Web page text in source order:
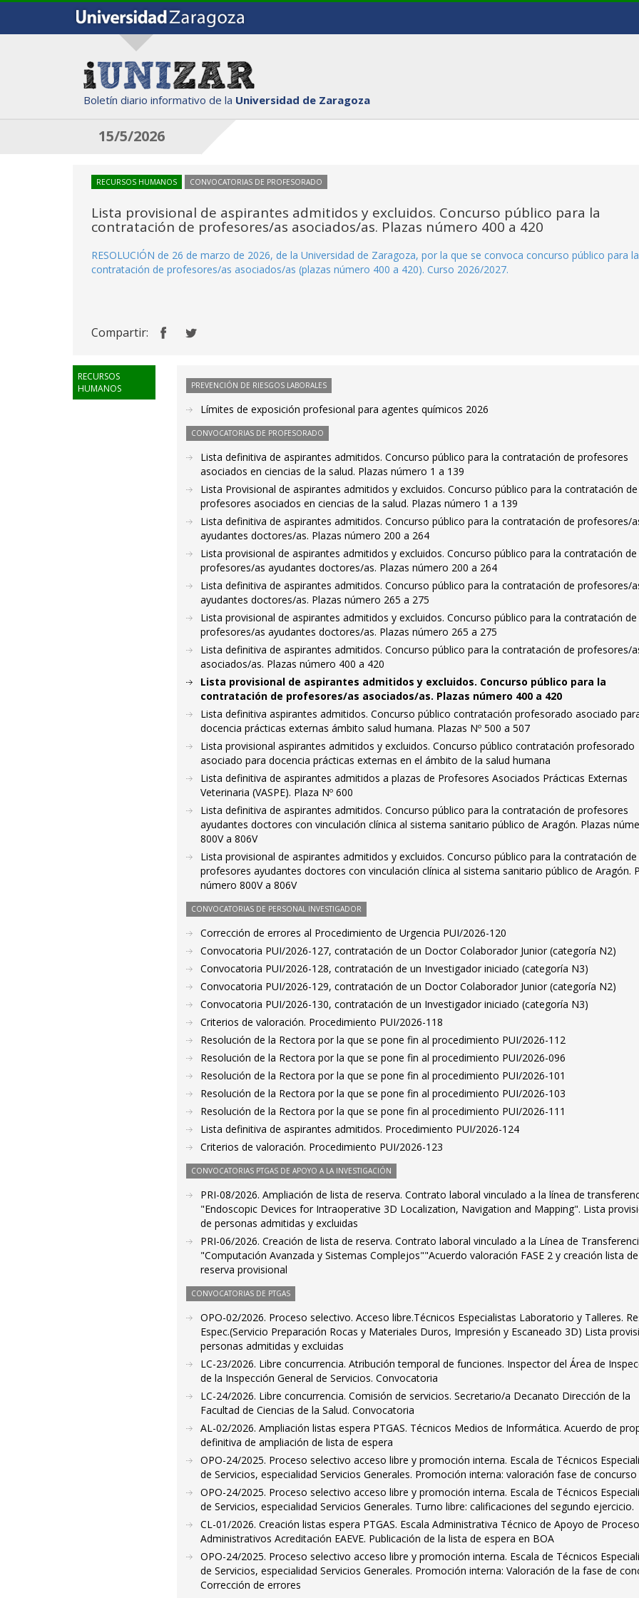
Boletín diario informativo de la Universidad de Zaragoza
15/5/2026
RECURSOS HUMANOS CONVOCATORIAS DE PROFESORADO
Lista provisional de aspirantes admitidos y excluidos. Concurso público para la
contratación de profesores/as asociados/as. Plazas número 400 a 420
RESOLUCIÓN de 26 de marzo de 2026, de la Universidad de Zaragoza, por la que se convoca concurso público para la
contratación de profesores/as asociados/as (plazas número 400 a 420). Curso 2026/2027.
Compartir:
RECURSOS
HUMANOS
PREVENCIÓN DE RIESGOS LABORALES
Límites de exposición profesional para agentes químicos 2026
CONVOCATORIAS DE PROFESORADO
Lista definitiva de aspirantes admitidos. Concurso público para la contratación de profesores
asociados en ciencias de la salud. Plazas número 1 a 139
Lista Provisional de aspirantes admitidos y excluidos. Concurso público para la contratación de
profesores asociados en ciencias de la salud. Plazas número 1 a 139
Lista definitiva de aspirantes admitidos. Concurso público para la contratación de profesores/
ayudantes doctores/as. Plazas número 200 a 264
Lista provisional de aspirantes admitidos y excluidos. Concurso público para la contratación de
profesores/as ayudantes doctores/as. Plazas número 200 a 264
Lista definitiva de aspirantes admitidos. Concurso público para la contratación de profesores/
ayudantes doctores/as. Plazas número 265 a 275
Lista provisional de aspirantes admitidos y excluidos. Concurso público para la contratación de
profesores/as ayudantes doctores/as. Plazas número 265 a 275
Lista definitiva de aspirantes admitidos. Concurso público para la contratación de profesores/
asociados/as. Plazas número 400 a 420
Lista provisional de aspirantes admitidos y excluidos. Concurso público para la
contratación de profesores/as asociados/as. Plazas número 400 a 420
Lista definitiva aspirantes admitidos. Concurso público contratación profesorado asociado
docencia prácticas externas ámbito salud humana. Plazas Nº 500 a 507
Lista provisional aspirantes admitidos y excluidos. Concurso público contratación profesorado
asociado para docencia prácticas externas en el ámbito de la salud humana
Lista definitiva de aspirantes admitidos a plazas de Profesores Asociados Prácticas Externas
Veterinaria (VASPE). Plaza Nº 600
Lista definitiva de aspirantes admitidos. Concurso público para la contratación de profesores
ayudantes doctores con vinculación clínica al sistema sanitario público de Aragón. Plazas
800V a 806V
Lista provisional de aspirantes admitidos y excluidos. Concurso público para la contratación de
profesores ayudantes doctores con vinculación clínica al sistema sanitario público de Aragón.
número 800V a 806V
CONVOCATORIAS DE PERSONAL INVESTIGADOR
Corrección de errores al Procedimiento de Urgencia PUI/2026-120
Convocatoria PUI/2026-127, contratación de un Doctor Colaborador Junior (categoría N2)
Convocatoria PUI/2026-128, contratación de un Investigador iniciado (categoría N3)
Convocatoria PUI/2026-129, contratación de un Doctor Colaborador Junior (categoría N2)
Convocatoria PUI/2026-130, contratación de un Investigador iniciado (categoría N3)
Criterios de valoración. Procedimiento PUI/2026-118
Resolución de la Rectora por la que se pone fin al procedimiento PUI/2026-112
Resolución de la Rectora por la que se pone fin al procedimiento PUI/2026-096
Resolución de la Rectora por la que se pone fin al procedimiento PUI/2026-101
Resolución de la Rectora por la que se pone fin al procedimiento PUI/2026-103
Resolución de la Rectora por la que se pone fin al procedimiento PUI/2026-111
Lista definitiva de aspirantes admitidos. Procedimiento PUI/2026-124
Criterios de valoración. Procedimiento PUI/2026-123
CONVOCATORIAS PTGAS DE APOYO A LA INVESTIGACIÓN
PRI-08/2026. Ampliación de lista de reserva. Contrato laboral vinculado a la línea de
"Endoscopic Devices for Intraoperative 3D Localization, Navigation and Mapping". Lista
de personas admitidas y excluidas
PRI-06/2026. Creación de lista de reserva. Contrato laboral vinculado a la Línea de
"Computación Avanzada y Sistemas Complejos""Acuerdo valoración FASE 2 y creación lista de
reserva provisional
CONVOCATORIAS DE PTGAS
OPO-02/2026. Proceso selectivo. Acceso libre.Técnicos Especialistas Laboratorio y Talleres.
Espec.(Servicio Preparación Rocas y Materiales Duros, Impresión y Escaneado 3D) Lista
personas admitidas y excluidas
LC-23/2026. Libre concurrencia. Atribución temporal de funciones. Inspector del Área de
de la Inspección General de Servicios. Convocatoria
LC-24/2026. Libre concurrencia. Comisión de servicios. Secretario/a Decanato Dirección de la
Facultad de Ciencias de la Salud. Convocatoria
AL-02/2026. Ampliación listas espera PTGAS. Técnicos Medios de Informática. Acuerdo de
definitiva de ampliación de lista de espera
OPO-24/2025. Proceso selectivo acceso libre y promoción interna. Escala de Técnicos
de Servicios, especialidad Servicios Generales. Promoción interna: valoración fase de concurso
OPO-24/2025. Proceso selectivo acceso libre y promoción interna. Escala de Técnicos
de Servicios, especialidad Servicios Generales. Turno libre: calificaciones del segundo ejercicio.
CL-01/2026. Creación listas espera PTGAS. Escala Administrativa Técnico de Apoyo de
Administrativos Acreditación EAEVE. Publicación de la lista de espera en BOA
OPO-24/2025. Proceso selectivo acceso libre y promoción interna. Escala de Técnicos
de Servicios, especialidad Servicios Generales. Promoción interna: Valoración de la fase de
Corrección de errores